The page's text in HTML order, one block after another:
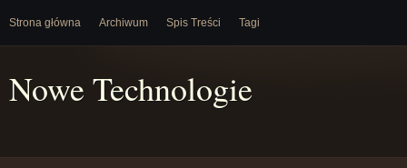
Strona główna Archiwum Spis Treści Tagi
Nowe Technologie